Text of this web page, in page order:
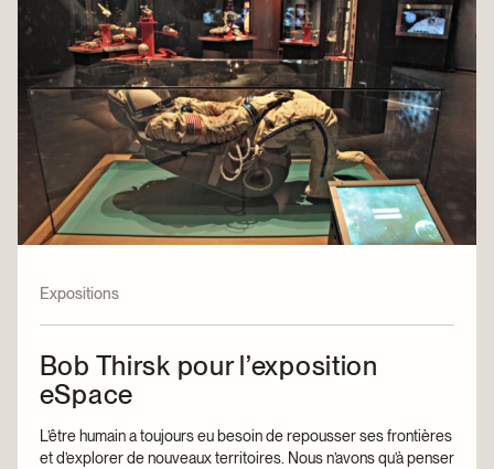
Expositions
Bob Thirsk pour l’exposition
eSpace
L’être humain a toujours eu besoin de repousser ses frontières
et d’explorer de nouveaux territoires. Nous n’avons qu’à penser